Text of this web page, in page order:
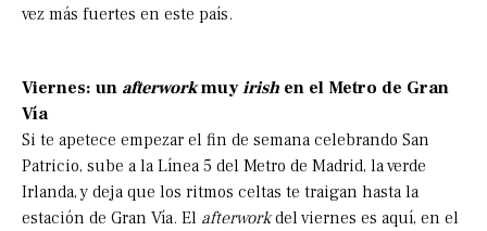
vez más fuertes en este país.
Viernes: un afterworkmuyirish en el Metro de Gran
Vía
Si te apetece empezar el fin de semana celebrando San
Patricio, sube a la Línea 5 del Metro de Madrid, la verde
Irlanda, y deja que los ritmos celtas te traigan hasta la
estación de Gran Vía. El afterworkdel viernes es aquí, en el